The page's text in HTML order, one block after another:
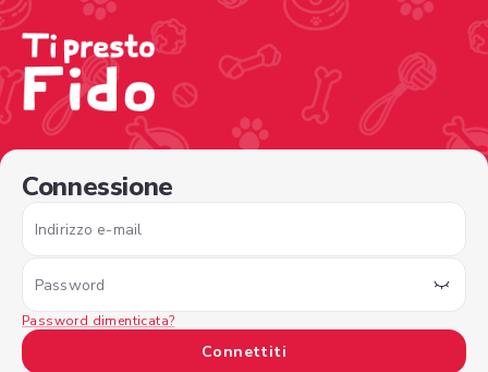
Connessione
Indirizzo e-mail
Password
Password dimenticata?
Connettiti
/sign-in?nextPage=%2Fview-profile%2F450d66ae-f27c-